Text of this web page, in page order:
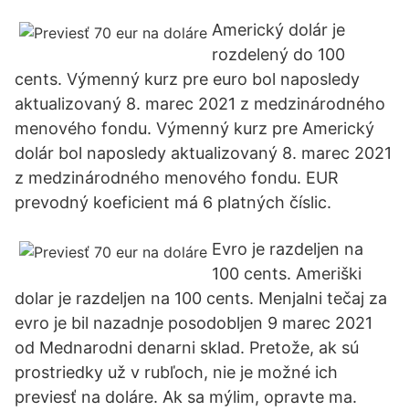
Americký dolár je
rozdelený do 100
cents. Výmenný kurz pre euro bol naposledy
aktualizovaný 8. marec 2021 z medzinárodného
menového fondu. Výmenný kurz pre Americký
dolár bol naposledy aktualizovaný 8. marec 2021
z medzinárodného menového fondu. EUR
prevodný koeficient má 6 platných číslic.
Evro je razdeljen na
100 cents. Ameriški
dolar je razdeljen na 100 cents. Menjalni tečaj za
evro je bil nazadnje posodobljen 9 marec 2021
od Mednarodni denarni sklad. Pretože, ak sú
prostriedky už v rubľoch, nie je možné ich
previesť na doláre. Ak sa mýlim, opravte ma.